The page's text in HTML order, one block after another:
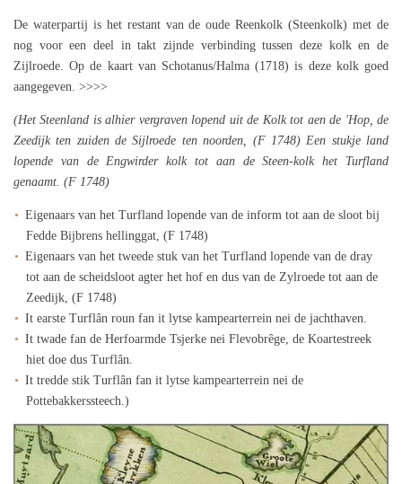
De waterpartij is het restant van de oude Reenkolk (Steenkolk) met de
nog voor een deel in takt zijnde verbinding tussen deze kolk en de
Zijlroede. Op de kaart van Schotanus/Halma (1718) is deze kolk goed
aangegeven. >>>>
(Het Steenland is alhier vergraven lopend uit de Kolk tot aen de 'Hop, de
Zeedijk ten zuiden de Sijlroede ten noorden, (F 1748) Een stukje land
lopende van de Engwirder kolk tot aan de Steen-kolk het Turfland
genaamt. (F 1748)
Eigenaars van het Turfland lopende van de inform tot aan de sloot bij
Fedde Bijbrens hellinggat, (F 1748)
Eigenaars van het tweede stuk van het Turfland lopende van de dray
tot aan de scheidsloot agter het hof en dus van de Zylroede tot aan de
Zeedijk, (F 1748)
It earste Turflân roun fan it lytse kampearterrein nei de jachthaven.
It twade fan de Herfoarmde Tsjerke nei Flevobrêge, de Koartestreek
hiet doe dus Turflân.
It tredde stik Turflân fan it lytse kampearterrein nei de
Pottebakkerssteech.)